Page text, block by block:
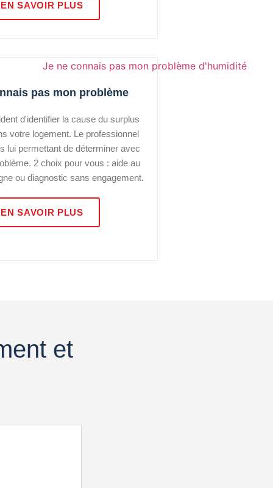
EN SAVOIR PLUS
pas mon problème
d'identifier la cause du surplus
votre logement. Le professionnel
lui permettant de déterminer avec
2 choix pour vous : aide au
ou diagnostic sans engagement.
EN SAVOIR PLUS
et